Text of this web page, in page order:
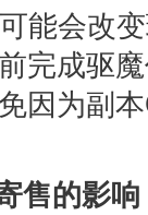
能会改
完成驱
因为副
售的影